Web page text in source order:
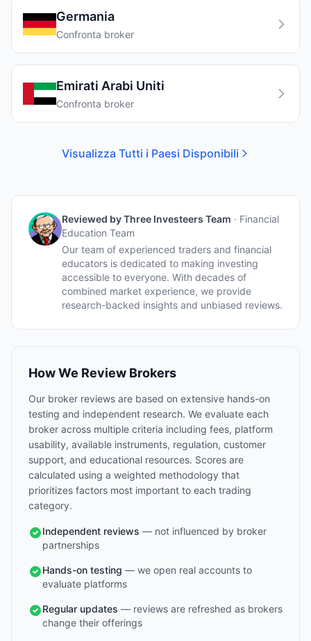
Germania
Confronta broker
Emirati Arabi Uniti
Confronta broker
Visualizza Tutti i Paesi Disponibili
Reviewed byThree Investeers Team · Financial
Education Team
Our team of experienced traders and financial
educators is dedicated to making investing
accessible to everyone. With decades of
combined market experience, we provide
research-backed insights and unbiased reviews.
How We Review Brokers
Our broker reviews are based on extensive hands-on
testing and independent research. We evaluate each
broker across multiple criteria including fees, platform
usability, available instruments, regulation, customer
support, and educational resources. Scores are
calculated using a weighted methodology that
prioritizes factors most important to each trading
category.
Independent reviews — not influenced by broker
partnerships
Hands-on testing — we open real accounts to
evaluate platforms
Regular updates — reviews are refreshed as brokers
change their offerings